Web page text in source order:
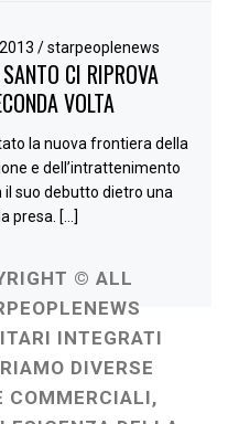
/ starpeoplenews
CI RIPROVA
VOLTA
la nuova frontiera della
e dell’intrattenimento
il suo debutto dietro una
presa. […]
© ALL
INTEGRATI
DIVERSE
COMMERCIALI,